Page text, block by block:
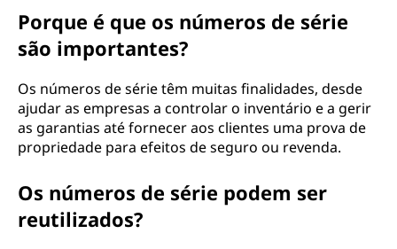
Porque é que os números de série
são importantes?
Os números de série têm muitas finalidades, desde
ajudar as empresas a controlar o inventário e a gerir
as garantias até fornecer aos clientes uma prova de
propriedade para efeitos de seguro ou revenda.
Os números de série podem ser
reutilizados?